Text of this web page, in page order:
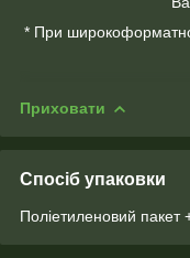
* При
Приховати
Спосіб упаковки
Поліетиленовий пакет